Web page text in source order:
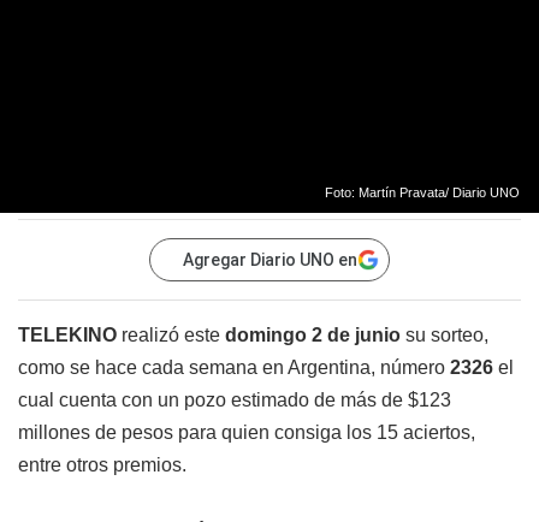
Foto: Martín Pravata/ Diario UNO
Agregar Diario UNO en
TELEKINO realizó este domingo 2 de junio su sorteo,
como se hace cada semana en Argentina, número 2326 el
cual cuenta con un pozo estimado de más de $123
millones de pesos para quien consiga los 15 aciertos,
entre otros premios.